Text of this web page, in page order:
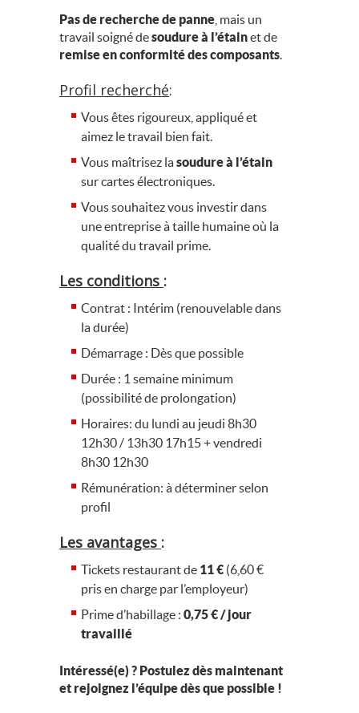
Pas de recherche de panne , mais un
travail soigné desoudure à l’étainet de
remise en conformité des composants.
Profil recherché:
Vous êtes rigoureux, appliqué et
aimez le travail bien fait.
Vous maîtrisez lasoudure à l’étain
sur cartes électroniques.
Vous souhaitez vous investir dans
une entreprise à taille humaine où la
qualité du travail prime.
Les conditions :
Contrat : Intérim (renouvelable dans
la durée)
Démarrage : Dès que possible
Durée : 1 semaine minimum
(possibilité de prolongation)
Horaires: du lundi au jeudi 8h30
12h30 / 13h30 17h15 + vendredi
8h30 12h30
Rémunération: à déterminer selon
profil
Les avantages :
Tickets restaurant de 11 € (6,60 €
pris en charge par l’employeur)
Prime d’habillage : 0,75 € / jour
travaillé
Intéressé(e) ? Postulez dès maintenant
et rejoignez l’équipe dès que possible !